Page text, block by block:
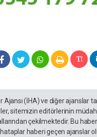
Ajansı (İHA) ve diğer ajanslar
sitemizin editörlerinin
çekilmektedir. Bu
haberi geçen ajanslar